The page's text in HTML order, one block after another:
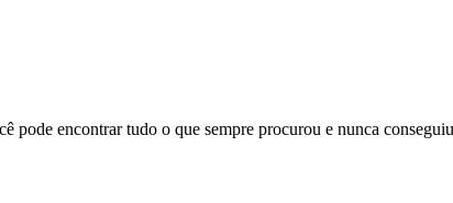
encontrar tudo o que sempre procurou e nunca